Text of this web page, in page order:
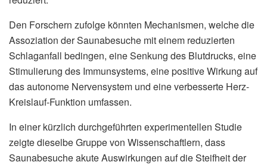
Den Forschern zufolge könnten Mechanismen, welche die
Assoziation der Saunabesuche mit einem reduzierten
Schlaganfall bedingen, eine Senkung des Blutdrucks, eine
Stimulierung des Immunsystems, eine positive Wirkung auf
das autonome Nervensystem und eine verbesserte Herz-
Kreislauf-Funktion umfassen.
In einer kürzlich durchgeführten experimentellen Studie
zeigte dieselbe Gruppe von Wissenschaftlern, dass
Saunabesuche akute Auswirkungen auf die Steifheit der